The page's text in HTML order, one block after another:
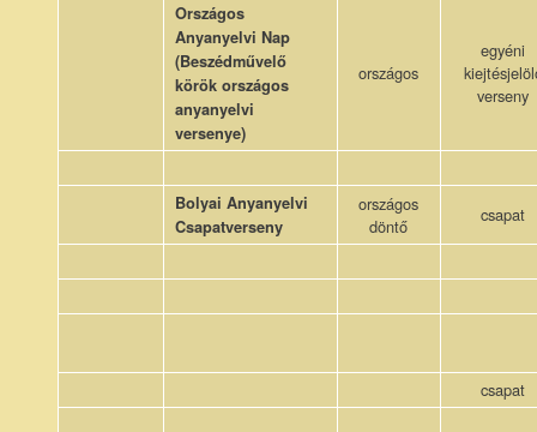
Országos
Anyanyelvi Nap
(Beszédművelő
körök országos
anyanyelvi
versenye)
országos
egyéni
verseny
Bolyai Anyanyelvi
Csapatverseny
országos
döntő
csapat
csapat